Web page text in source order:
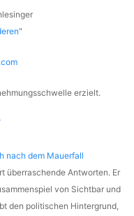
"
erzielt.
nach dem Mauerfall
überraschende Antworten. Er
von Sichtbar und
den politischen Hintergrund,